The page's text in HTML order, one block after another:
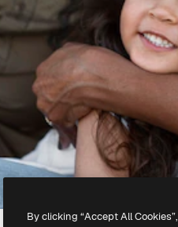
By clicking “Accept All